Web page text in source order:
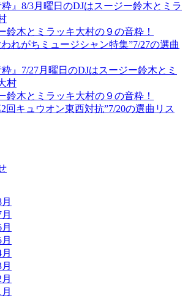
粋』8/3月曜日のDJはスージー鈴木とミラ
鈴木とミラッキ大村の９の音粋！
われがちミュージシャン特集”7/27の選曲
粋』7/27月曜日のDJはスージー鈴木とミ
村
鈴木とミラッキ大村の９の音粋！
2回キュウオン東西対抗”7/20の選曲リス